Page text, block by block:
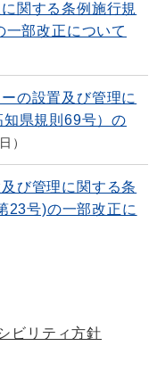
関する条例施行規
部改正について
の設置及び管理に
県規則69号）の
び管理に関する条
23号)の一部改正に
ビリティ方針